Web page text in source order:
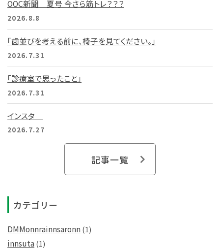
OOC新聞 夏号 今さら筋トレ？？？
2026.8.8
「歯並びを考える前に、椅子を見てください。」
2026.7.31
「診療室で思ったこと」
2026.7.31
インスタ
2026.7.27
記事一覧
カテゴリー
DMMonnrainnsaronn(1)
innsuta(1)